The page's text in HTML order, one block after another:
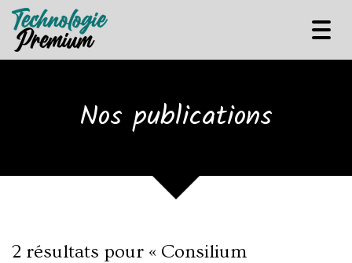
Nos publications
2 résultats pour « Consilium